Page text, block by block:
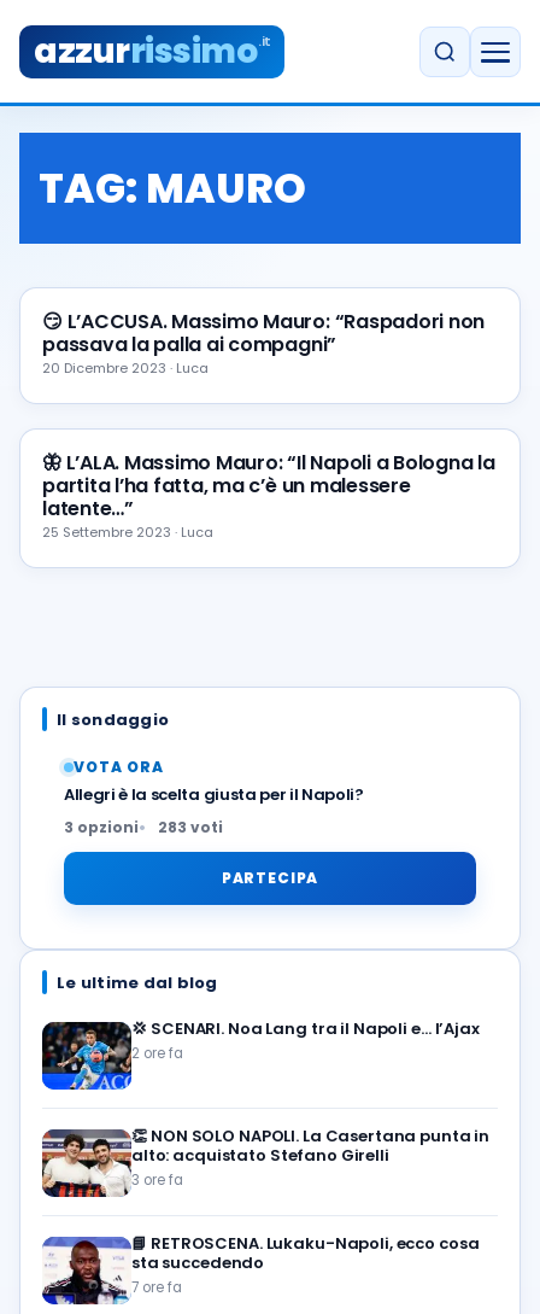
azzurrissimo.it
TAG: MAURO
😏 L’ACCUSA. Massimo Mauro: “Raspadori non
passava la palla ai compagni”
20 Dicembre 2023 · Luca
🦋 L’ALA. Massimo Mauro: “Il Napoli a Bologna la
partita l’ha fatta, ma c’è un malessere
latente…”
25 Settembre 2023 · Luca
Il sondaggio
VOTA ORA
Allegri è la scelta giusta per il Napoli?
3 opzioni 283 voti
PARTECIPA
Le ultime dal blog
💢 SCENARI. Noa Lang tra il Napoli e… l’Ajax
2 ore fa
👏 NON SOLO NAPOLI. La Casertana punta in
alto: acquistato Stefano Girelli
3 ore fa
📘 RETROSCENA. Lukaku-Napoli, ecco cosa
sta succedendo
7 ore fa